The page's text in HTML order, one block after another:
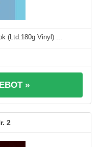
(Ltd.180g Vinyl) ...
»
2